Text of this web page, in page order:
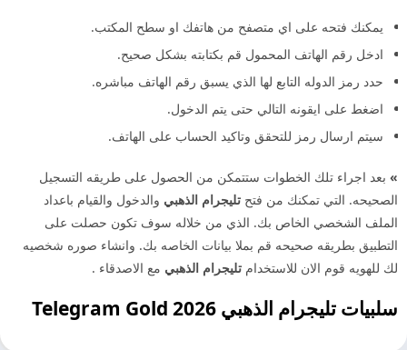
يمكنك فتحه على اي متصفح من هاتفك او سطح المكتب.
ادخل رقم الهاتف المحمول قم بكتابته بشكل صحيح.
حدد رمز الدوله التابع لها الذي يسبق رقم الهاتف مباشره.
اضغط على ايقونه التالي حتى يتم الدخول.
سيتم ارسال رمز للتحقق وتاكيد الحساب على الهاتف.
» بعد اجراء تلك الخطوات ستتمكن من الحصول على طريقه التسجيل
الصحيحه. التي تمكنك من فتح تليجرام الذهبي والدخول والقيام باعداد
الملف الشخصي الخاص بك. الذي من خلاله سوف تكون حصلت على
التطبيق بطريقه صحيحه قم بملا بيانات الخاصه بك. وانشاء صوره شخصيه
لك للهويه قوم الان للاستخدام تليجرام الذهبي مع الاصدقاء .
سلبيات تليجرام الذهبي 2026 Telegram Gold